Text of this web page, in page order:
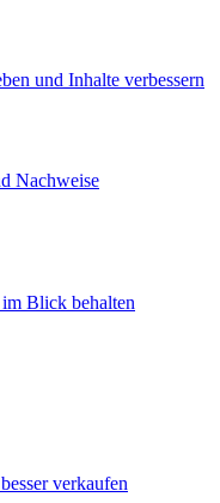
und Inhalte verbessern
Nachweise
Blick behalten
verkaufen